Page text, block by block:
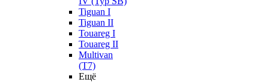
Tiguan I
Tiguan II
Touareg I
Touareg II
Multivan
(T7)
Ещё